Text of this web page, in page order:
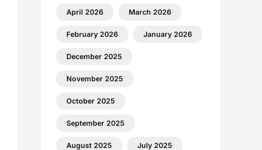
April 2026 March 2026
February 2026 January 2026
December 2025
November 2025
October 2025
September 2025
August 2025 July 2025